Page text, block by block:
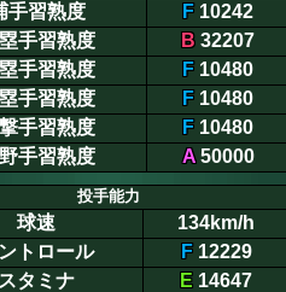
手習熟度
F 10242
手習熟度
B 32207
手習熟度
F 10480
手習熟度
F 10480
手習熟度
F 10480
手習熟度
A50000
投手能力
球速
134km/h
トロール
F12229
スタミナ
E 14647